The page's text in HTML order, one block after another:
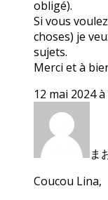
obligé).
Si vous
choses) je
sujets.
Merci et à
12 mai 2024
ま
Coucou Lina,